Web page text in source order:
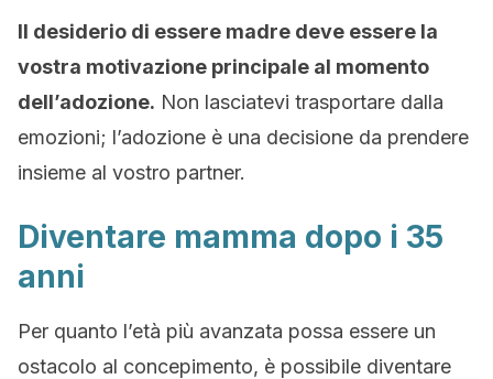
Il desiderio di essere madre deve essere la
vostra motivazione principale al momento
dell’adozione. Non lasciatevi trasportare dalla
emozioni; l’adozione è una decisione da prendere
insieme al vostro partner.
Diventare mamma dopo i 35
anni
Per quanto l’età più avanzata possa essere un
ostacolo al concepimento, è possibile diventare